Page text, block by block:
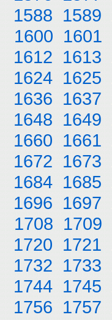
1588 1589
1600 1601
1612 1613
1624 1625
1636 1637
1648 1649
1660 1661
1672 1673
1684 1685
1696 1697
1708 1709
1720 1721
1732 1733
1744 1745
1756 1757